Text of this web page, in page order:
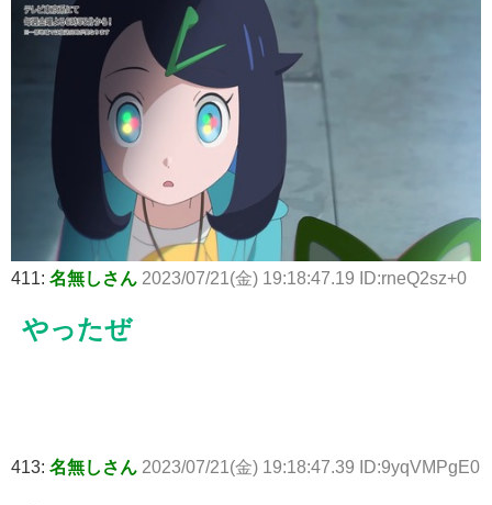
411: 名無しさん 2023/07/21(金) 19:18:47.19 ID:rneQ2sz+0
やったぜ
413: 名無しさん 2023/07/21(金) 19:18:47.39 ID:9yqVMPgE0